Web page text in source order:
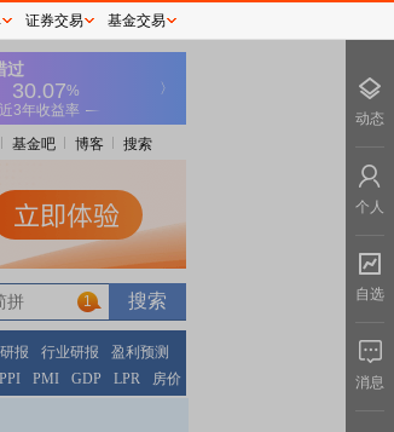
基金吧 博客 搜索
1
报 行业研报
盈利预测
PPI PMI GDP LPR 房价
证券交易 基金交易
动态
个人
自选
消息